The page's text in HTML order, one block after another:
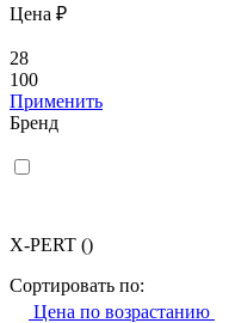
Цена ₽
28
100
Применить
Бренд
X-PERT ()
Сортировать по:
Цена по возрастанию